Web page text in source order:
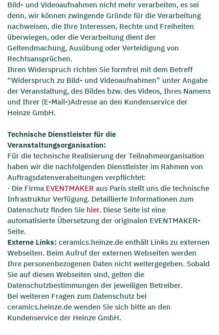
Bild- und Videoaufnahmen nicht mehr verarbeiten, es sei
denn, wir können zwingende Gründe für die Verarbeitung
nachweisen, die Ihre Interessen, Rechte und Freiheiten
überwiegen, oder die Verarbeitung dient der
Geltendmachung, Ausübung oder Verteidigung von
Rechtsansprüchen.
Ihren Widerspruch richten Sie formfrei mit dem Betreff
“Widerspruch zu Bild- und Videoaufnahmen” unter Angabe
der Veranstaltung, des Bildes bzw. des Videos, Ihres Namens
und Ihrer (E-Mail-)Adresse an den Kundenservice der
Heinze GmbH.
Technische Dienstleister für die
Veranstaltungsorganisation:
Für die technische Realisierung der Teilnahmeorganisation
haben wir die nachfolgenden Dienstleister im Rahmen von
Auftragsdatenverabeitungen verpflichtet:
· Die Firma EVENTMAKER aus Paris stellt uns die technische
Infrastruktur Verfügung. Detaillierte Informationen zum
Datenschutz finden Sie hier. Diese Seite ist eine
automatisierte Übersetzung der originalen EVENTMAKER-
Seite.
Externe Links: ceramics.heinze.de enthält Links zu externen
Webseiten. Beim Aufruf der externen Webseiten werden
Ihre personenbezogenen Daten nicht weitergegeben. Sobald
Sie auf diesen Webseiten sind, gelten die
Datenschutzbestimmungen der jeweiligen Betreiber.
Bei weiteren Fragen zum Datenschutz bei
ceramics.heinze.de wenden Sie sich bitte an den
Kundenservice der Heinze GmbH.